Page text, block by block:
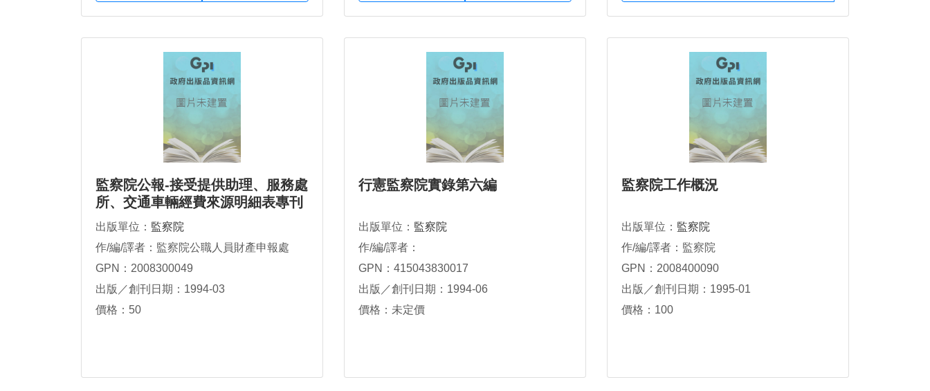
監察院公報-接受提供助理、服務處
所、交通車輛經費來源明細表專刊
出版單位： 監察院
作/編/譯者：監察院公職人員財產申報處
GPN：2008300049
出版／創刊日期：1994-03
價格：50
行憲監察院實錄第六編
出版單位： 監察院
作/編/譯者：
GPN：415043830017
出版／創刊日期：1994-06
價格：未定價
監察院工作概況
出版單位： 監察院
作/編/譯者：監察院
GPN：2008400090
出版／創刊日期：1995-01
價格：100